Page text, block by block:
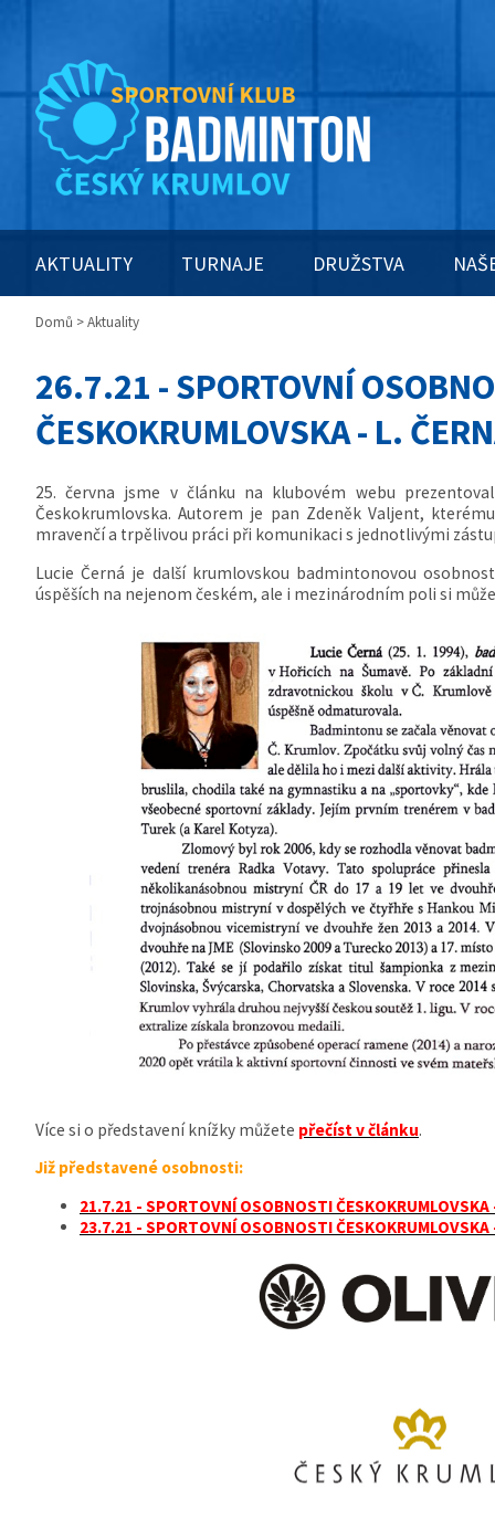
AKTUALITY TURNAJE DRUŽSTVA
Domů > Aktuality
26.7.21 - SPORTOVNÍ
ČESKOKRUMLOVSKA - L.
25. června jsme v článku na klubovém webu
Českokrumlovska. Autorem je pan Zdeněk Valjent,
mravenčí a trpělivou práci při komunikaci s jednotlivými
Lucie Černá je další krumlovskou badmintonovou
úspěších na nejenom českém, ale i mezinárodním poli si
Více si o představení knížky můžete přečíst v článku.
Již představené osobnosti:
21.7.21 - SPORTOVNÍ OSOBNOSTI ČESKOKRUMLOVSKA
23.7.21 - SPORTOVNÍ OSOBNOSTI ČESKOKRUMLOVSKA